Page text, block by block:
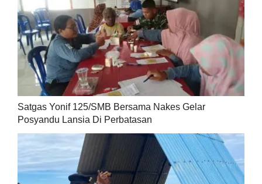
Satgas Yonif 125/SMB Bersama Nakes Gelar
Posyandu Lansia Di Perbatasan